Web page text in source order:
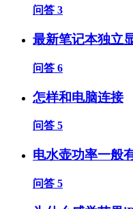
问答 3
最新笔记本独立
问答 6
怎样和电脑连接
问答 5
电水壶功率一般
问答 5